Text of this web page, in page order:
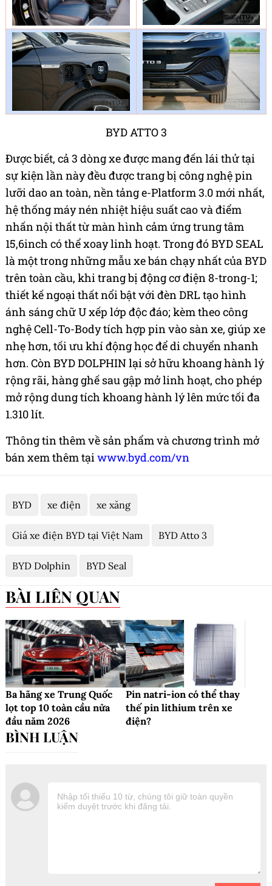
BYD ATTO 3
Được biết, cả 3 dòng xe được mang đến lái thử tại
sự kiện lần này đều được trang bị công nghệ pin
lưỡi dao an toàn, nền tảng e-Platform 3.0 mới nhất,
hệ thống máy nén nhiệt hiệu suất cao và điểm
nhấn nội thất từ màn hình cảm ứng trung tâm
15,6inch có thể xoay linh hoạt. Trong đó BYD SEAL
làmột trong những mẫu xe bán chạy nhất của BYD
trên toàn cầu, khi trang bị động cơ điện 8-trong-1;
thiết kế ngoại thất nổi bật với đèn DRL tạo hình
ánh sáng chữ U xếp lớp độc đáo; kèm theo công
nghệ Cell-To-Body tích hợp pin vào sàn xe, giúp xe
nhẹ hơn, tối ưu khí động học để di chuyển nhanh
hơn. Còn BYD DOLPHINlại sở hữu khoang hành lý
rộng rãi, hàng ghế sau gập mởlinh hoạt, cho phép
mở rộng dung tích khoang hành lý lên mức tối đa
1.310 lít.
Thông tin thêm về sản phẩm và chương trình mở
bán xem thêm tạiwww.byd.com/vn
BYD xe điện xe xăng
Giá xe điện BYD tại Việt Nam BYD Atto 3
BYD Dolphin BYD Seal
BÀI LIÊN QUAN
Ba hãng xe Trung Quốc
lọt top 10 toàn cầu nửa
đầu năm 2026
Pin natri-ion có thể thay
thế pin lithium trên xe
điện?